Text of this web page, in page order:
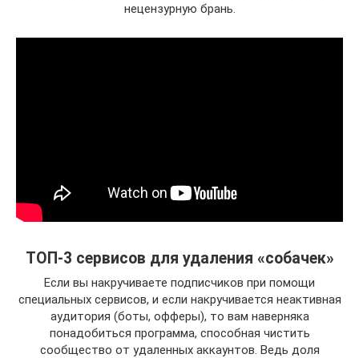
нецензурную брань.
ТОП-3 сервисов для удаления «собачек»
Если вы накручиваете подписчиков при помощи
специальных сервисов, и если накручивается неактивная
аудитория (боты, офферы), то вам наверняка
понадобиться программа, способная чистить
сообщество от удаленных аккаунтов. Ведь доля